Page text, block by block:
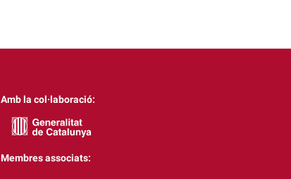
Amb la col·laboració:
Membres associats: